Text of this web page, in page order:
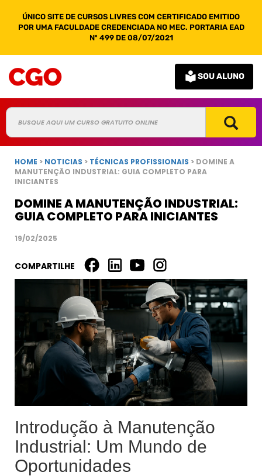
ÚNICO SITE DE CURSOS LIVRES COM CERTIFICADO EMITIDO
POR UMA FACULDADE CREDENCIADA NO MEC. PORTARIA EAD
Nº 499 DE 08/07/2021
SOU ALUNO
HOME > NOTICIAS > TÉCNICAS PROFISSIONAIS > DOMINE A
MANUTENÇÃO INDUSTRIAL: GUIA COMPLETO PARA
INICIANTES
DOMINE A MANUTENÇÃO INDUSTRIAL:
GUIA COMPLETO PARA INICIANTES
19/02/2025
COMPARTILHE
Introdução à Manutenção
Industrial: Um Mundo de
Oportunidades